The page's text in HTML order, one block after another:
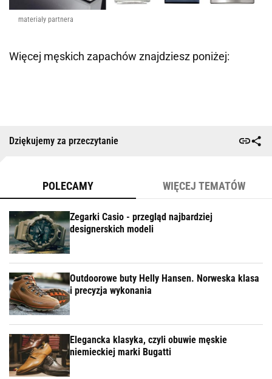
materiały partnera
Więcej męskich zapachów znajdziesz poniżej:
Dziękujemy za przeczytanie
POLECAMY WIĘCEJ TEMATÓW
Zegarki Casio - przegląd najbardziej
designerskich modeli
Outdoorowe buty Helly Hansen. Norweska klasa
i precyzja wykonania
Elegancka klasyka, czyli obuwie męskie
niemieckiej marki Bugatti